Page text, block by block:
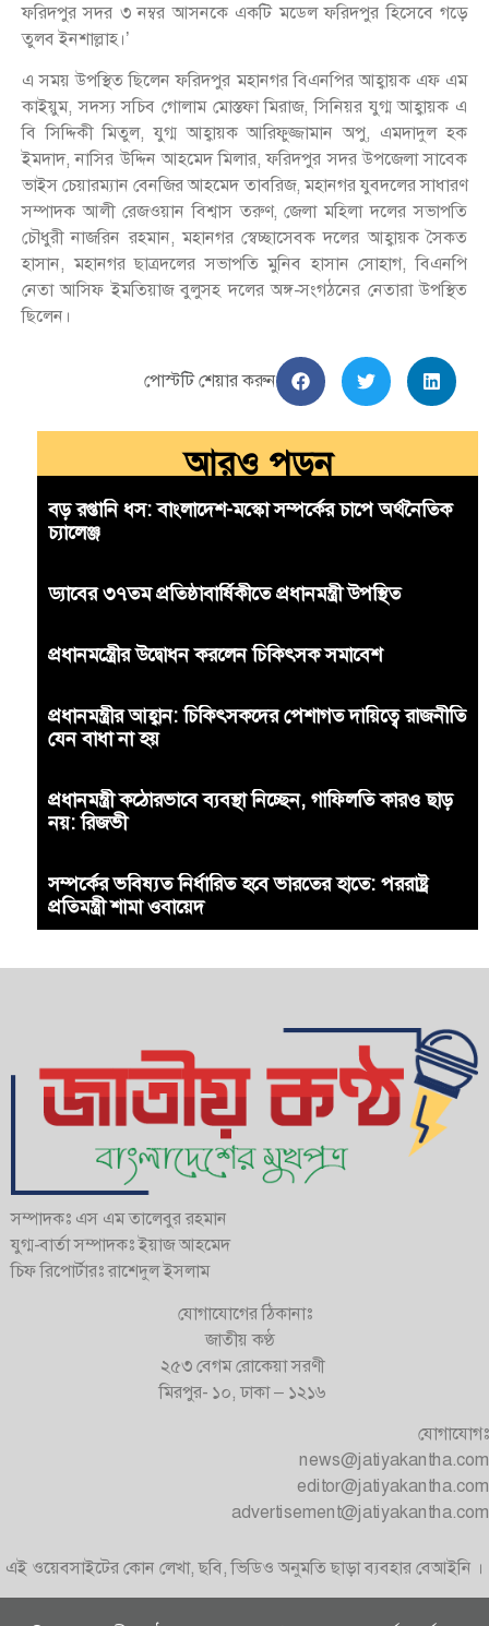
ফরিদপুর সদর ৩ নম্বর আসনকে একটি মডেল ফরিদপুর হিসেবে গড়ে
তুলব ইনশাল্লাহ।’
এ সময় উপস্থিত ছিলেন ফরিদপুর মহানগর বিএনপির আহ্বায়ক এফ এম
কাইয়ুম, সদস্য সচিব গোলাম মোস্তফা মিরাজ, সিনিয়র যুগ্ম আহ্বায়ক এ
বি সিদ্দিকী মিতুল, যুগ্ম আহ্বায়ক আরিফুজ্জামান অপু, এমদাদুল হক
ইমদাদ, নাসির উদ্দিন আহমেদ মিলার, ফরিদপুর সদর উপজেলা সাবেক
ভাইস চেয়ারম্যান বেনজির আহমেদ তাবরিজ, মহানগর যুবদলের সাধারণ
সম্পাদক আলী রেজওয়ান বিশ্বাস তরুণ, জেলা মহিলা দলের সভাপতি
চৌধুরী নাজরিন রহমান, মহানগর স্বেচ্ছাসেবক দলের আহ্বায়ক সৈকত
হাসান, মহানগর ছাত্রদলের সভাপতি মুনিব হাসান সোহাগ, বিএনপি
নেতা আসিফ ইমতিয়াজ বুলুসহ দলের অঙ্গ-সংগঠনের নেতারা উপস্থিত
ছিলেন।
পোস্টটি শেয়ার করুন
আরও পড়ুন
বড় রপ্তানি ধস: বাংলাদেশ-মস্কো সম্পর্কের চাপে অর্থনৈতিক
চ্যালেঞ্জ
ড্যাবের ৩৭তম প্রতিষ্ঠাবার্ষিকীতে প্রধানমন্ত্রী উপস্থিত
প্রধানমন্ত্রীের উদ্বোধন করলেন চিকিৎসক সমাবেশ
প্রধানমন্ত্রীর আহ্বান: চিকিৎসকদের পেশাগত দায়িত্বে রাজনীতি
যেন বাধা না হয়
প্রধানমন্ত্রী কঠোরভাবে ব্যবস্থা নিচ্ছেন, গাফিলতি কারও ছাড়
নয়: রিজভী
সম্পর্কের ভবিষ্যত নির্ধারিত হবে ভারতের হাতে: পররাষ্ট্র
প্রতিমন্ত্রী শামা ওবায়েদ
সম্পাদকঃ এস এম তালেবুর রহমান
যুগ্ম-বার্তা সম্পাদকঃ ইয়াজ আহমেদ
চিফ রিপোর্টারঃ রাশেদুল ইসলাম
যোগাযোগের ঠিকানাঃ
জাতীয় কণ্ঠ
২৫৩ বেগম রোকেয়া সরণী
মিরপুর- ১০, ঢাকা – ১২১৬
যোগাযোগঃ
news@jatiyakantha.com
editor@jatiyakantha.com
advertisement@jatiyakantha.com
এই ওয়েবসাইটের কোন লেখা, ছবি, ভিডিও অনুমতি ছাড়া ব্যবহার বেআইনি ।